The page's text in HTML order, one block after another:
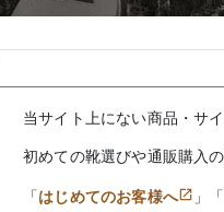
当サイト上にない商品・サ
初めての靴選びや通販購入
「はじめてのお客様へ 」